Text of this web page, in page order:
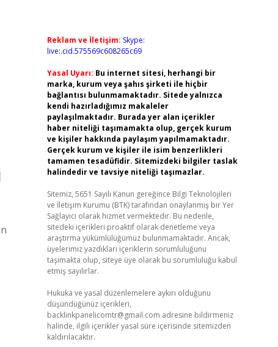
Reklam ve İletişim: Skype:
live:.cid.575569c608265c69
Yasal Uyarı: Bu internet sitesi, herhangi bir
marka, kurum veya şahıs şirketi ile hiçbir
bağlantısı bulunmamaktadır. Sitede yalnızca
kendi hazırladığımız makaleler
paylaşılmaktadır. Burada yer alan içerikler
haber niteliği taşımamakta olup, gerçek kurum
ve kişiler hakkında paylaşım yapılmamaktadır.
Gerçek kurum ve kişiler ile isim benzerlikleri
tamamen tesadüfidir. Sitemizdeki bilgiler taslak
halindedir ve tavsiye niteliği taşımazlar.
Sitemiz, 5651 Sayılı Kanun gereğince Bilgi Teknolojileri
ve İletişim Kurumu (BTK) tarafından onaylanmış bir Yer
Sağlayıcı olarak hizmet vermektedir. Bu nedenle,
sitedeki içerikleri proaktif olarak denetleme veya
araştırma yükümlülüğümüz bulunmamaktadır. Ancak,
üyelerimiz yazdıkları içeriklerin sorumluluğunu
taşımakta olup, siteye üye olarak bu sorumluluğu kabul
etmiş sayılırlar.
Hukuka ve yasal düzenlemelere aykırı olduğunu
düşündüğünüz içerikleri,
backlinkpanelicomtr@gmail.com adresine bildirmeniz
halinde, ilgili içerikler yasal süre içerisinde sitemizden
kaldırılacaktır.